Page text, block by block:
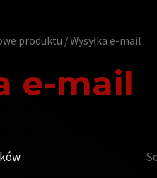
produktu / Wysyłka e-mail
e-mail